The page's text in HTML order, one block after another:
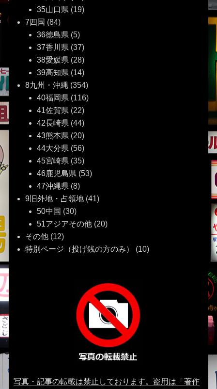
35山口県 (19)
7四国 (84)
36徳島県 (5)
37香川県 (37)
38愛媛県 (28)
39高知県 (14)
8九州・沖縄 (354)
40福岡県 (116)
41佐賀県 (22)
42長崎県 (44)
43熊本県 (20)
44大分県 (56)
45宮崎県 (35)
46鹿児島県 (53)
47沖縄県 (8)
9旧外地・占領地(41)
50中国 (30)
51アジアその他(20)
その他(12)
特別ページ（投げ銭の方のみ）
(10)
写真・記事の転載は禁止しております。盗用は「著作